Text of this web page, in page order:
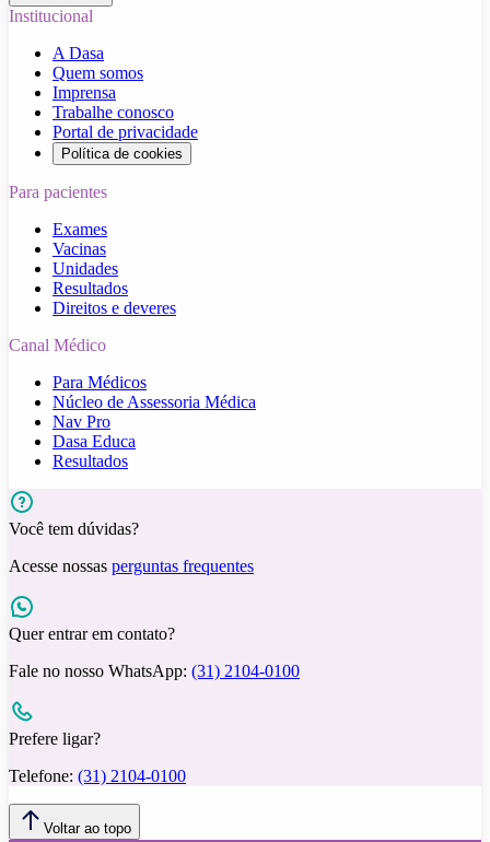
Institucional
A Dasa
Quem somos
Imprensa
Trabalhe conosco
Portal de privacidade
Política de cookies
Para pacientes
Exames
Vacinas
Unidades
Resultados
Direitos e deveres
Canal Médico
Para Médicos
Núcleo de Assessoria Médica
Nav Pro
Dasa Educa
Resultados
Você tem dúvidas?
Acesse nossas perguntas frequentes
Quer entrar em contato?
Fale no nosso WhatsApp: (31) 2104-0100
Prefere ligar?
Telefone: (31) 2104-0100
Voltar ao topo